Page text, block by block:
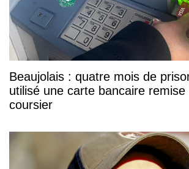
Beaujolais : quatre mois de
utilisé une carte bancaire
coursier